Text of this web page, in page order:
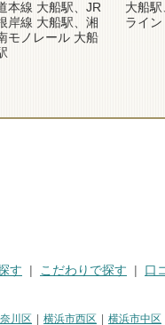
本線 大船駅、JR
岸線 大船駅、湘
モノレール 大船
大船
ライ
す こだわりで探す 口
川区 横浜市西区 横浜市中区